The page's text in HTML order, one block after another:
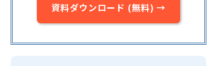
資料ダウンロード (無料) →